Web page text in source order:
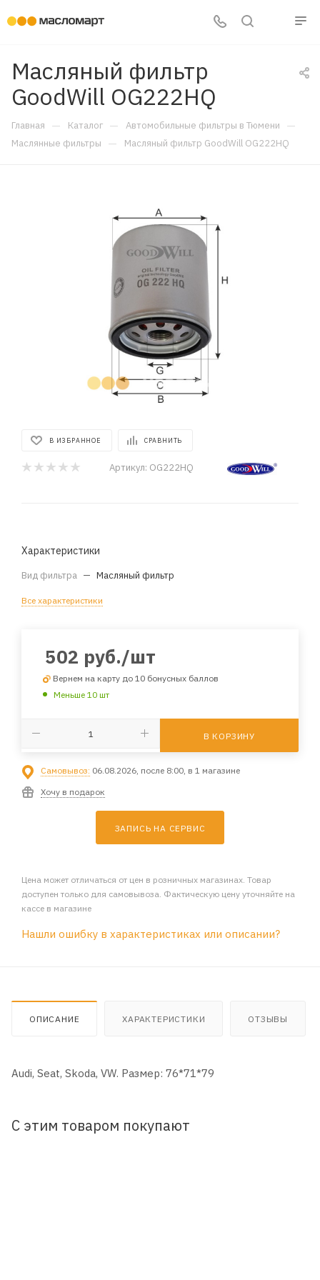
Масляный фильтр
GoodWill OG222HQ
Главная — Каталог — Автомобильные фильтры в Тюмени —
Маслянные фильтры — Масляный фильтр GoodWill OG222HQ
В ИЗБРАННОЕ СРАВНИТЬ
Артикул: OG222HQ
Характеристики
Вид фильтра — Масляный фильтр
Все характеристики
502 руб./шт
Вернем на карту до 10 бонусных баллов
Меньше 10 шт
В КОРЗИНУ
Самовывоз: 06.08.2026, после 8:00, в 1 магазине
Хочу в подарок
ЗАПИСЬ НА СЕРВИС
Цена может отличаться от цен в розничных магазинах. Товар
доступен только для самовывоза. Фактическую цену уточняйте на
кассе в магазине
Нашли ошибку в характеристиках или описании?
ОПИСАНИЕ ХАРАКТЕРИСТИКИ ОТЗЫВЫ
Audi, Seat, Skoda, VW. Размер: 76*71*79
С этим товаром покупают